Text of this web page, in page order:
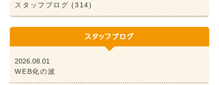
スタッフブログ (314)
2026.08.01
WEB化の波